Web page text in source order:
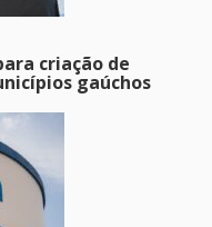
criação de
gaúchos